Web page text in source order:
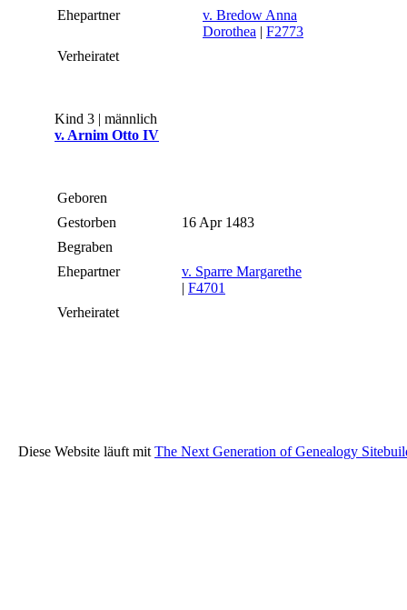
Ehepartner
v. Bredow Anna
Dorothea | F2773
Verheiratet
Kind 3 | männlich
v. Arnim Otto IV
Geboren
Gestorben
16 Apr 1483
Begraben
Ehepartner
v. Sparre Margarethe
| F4701
Verheiratet
Diese Website läuft mit The Next Generation of Genealogy